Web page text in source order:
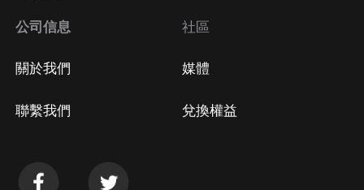
公司信息
關於我們
聯繫我們
社區
媒體
兌換權益